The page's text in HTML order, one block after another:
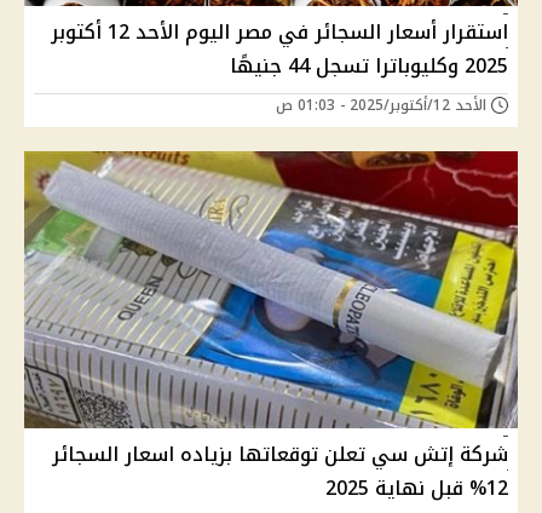
استقرار أسعار السجائر في مصر اليوم الأحد 12 أكتوبر
2025 وكليوباترا تسجل 44 جنيهًا
الأحد 12/أكتوبر/2025 - 01:03 ص
شركة إتش سي تعلن توقعاتها بزياده اسعار السجائر
12% قبل نهاية 2025